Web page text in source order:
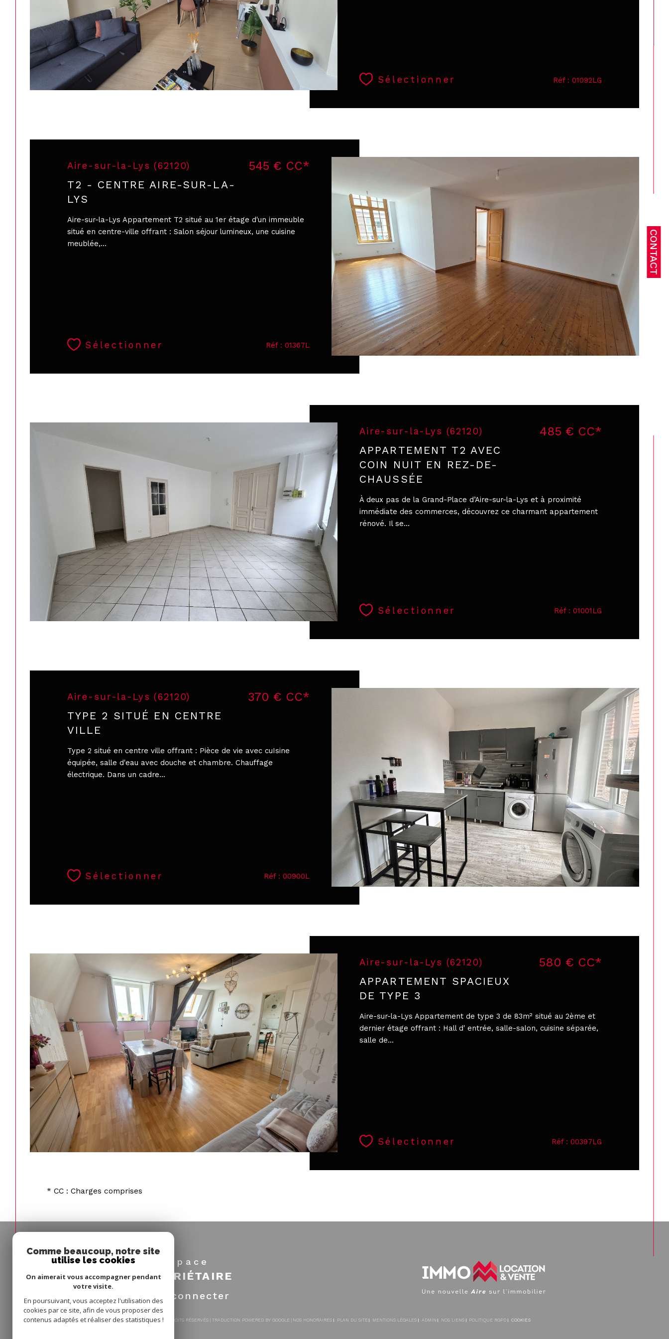
CONTACT
Sélectionner Réf : 01092LG
Aire-sur-la-Lys (62120)
T2 - CENTRE AIRE-SUR-LA-
LYS
545 € CC*
Aire-sur-la-Lys Appartement T2 situé au 1er étage d'un immeuble
situé en centre-ville offrant : Salon séjour lumineux, une cuisine
meublée,...
Sélectionner Réf : 01367L
Aire-sur-la-Lys (62120)
APPARTEMENT T2 AVEC
COIN NUIT EN REZ-DE-
CHAUSSÉE
485 € CC*
À deux pas de la Grand-Place d’Aire-sur-la-Lys et à proximité
immédiate des commerces, découvrez ce charmant appartement
rénové. Il se...
Sélectionner Réf : 01001LG
Aire-sur-la-Lys (62120)
TYPE 2 SITUÉ EN CENTRE
VILLE
370 € CC*
Type 2 situé en centre ville offrant : Pièce de vie avec cuIsine
équipée, salle d'eau avec douche et chambre. Chauffage
électrique. Dans un cadre...
Sélectionner Réf : 00900L
Aire-sur-la-Lys (62120)
APPARTEMENT SPACIEUX
DE TYPE 3
580 € CC*
Aire-sur-la-Lys Appartement de type 3 de 83m² situé au 2ème et
dernier étage offrant : Hall d' entrée, salle-salon, cuisine séparée,
salle de...
Sélectionner Réf : 00397LG
* CC : Charges comprises
Espace
PROPRIÉTAIRE
Se connecter
© 2026 | TOUS DROITS RÉSERVÉS | TRADUCTION POWERED BY GOOGLE | NOS HONORAIRES PLAN DU SITE MENTIONS LÉGALES ADMIN NOS LIENS POLITIQUE RGPD COOKIES
Comme beaucoup, notre site
utilise les cookies
On aimerait vous accompagner pendant
votre visite.
En poursuivant, vous acceptez l'utilisation des
cookies par ce site, afin de vous proposer des
contenus adaptés et réaliser des statistiques !